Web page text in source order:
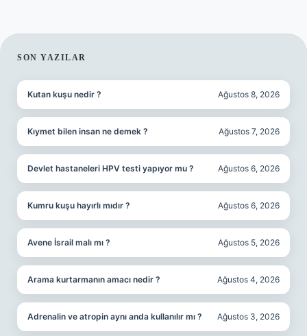
SIDEBAR
SON YAZILAR
Kutan kuşu nedir ? Ağustos 8, 2026
Kıymet bilen insan ne demek ? Ağustos 7, 2026
Devlet hastaneleri HPV testi yapıyor mu ? Ağustos 6, 2026
Kumru kuşu hayırlı mıdır ? Ağustos 6, 2026
Avene İsrail malı mı ? Ağustos 5, 2026
Arama kurtarmanın amacı nedir ? Ağustos 4, 2026
Adrenalin ve atropin aynı anda kullanılır mı ? Ağustos 3, 2026